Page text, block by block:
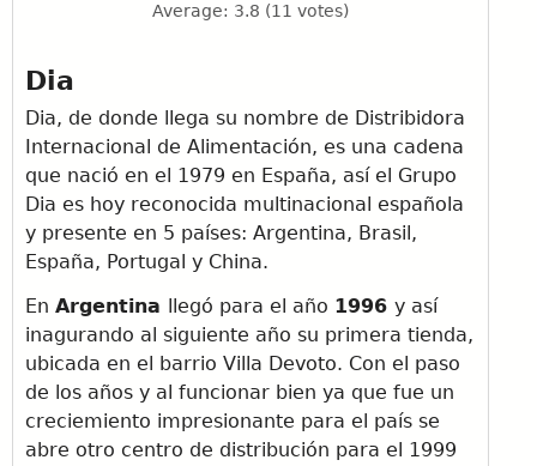
Average: 3.8 (11 votes)
Dia
Dia, de donde llega su nombre de Distribidora
Internacional de Alimentación, es una cadena
que nació en el 1979 en España, así el Grupo
Dia es hoy reconocida multinacional española
y presente en 5 países: Argentina, Brasil,
España, Portugal y China.
En Argentina llegó para el año 1996 y así
inagurando al siguiente año su primera tienda,
ubicada en el barrio Villa Devoto. Con el paso
de los años y al funcionar bien ya que fue un
creciemiento impresionante para el país se
abre otro centro de distribución para el 1999